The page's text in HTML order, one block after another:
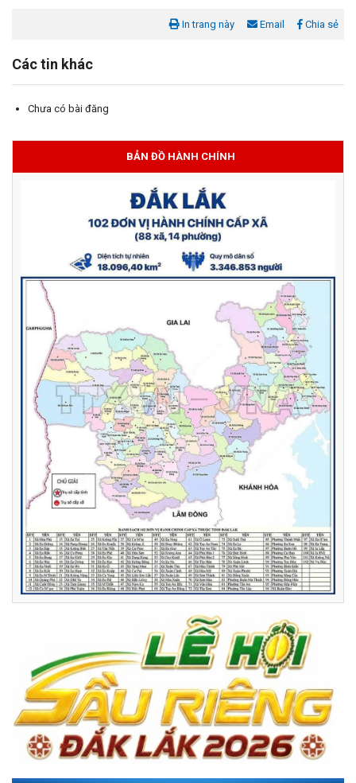
In trang này Email Chia sẻ
Các tin khác
Chưa có bài đăng
BẢN ĐỒ HÀNH CHÍNH